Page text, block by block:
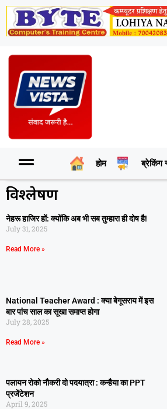
होम ब्रेकिंग
विश्‍लेषण
नेहरू हाजिर हों: क्योंकि अब भी सब तुम्हारा ही दोष है!
July 31, 2025
Read More »
National Teacher Award : क्या बेगूसराय में इस
बार पांच साल का सूखा समाप्त होगा
July 28, 2025
Read More »
पलायन रोको नौकरी दो पदयात्रा : कन्हैया का PPT
प्रजेंटेशन
April 9, 2025